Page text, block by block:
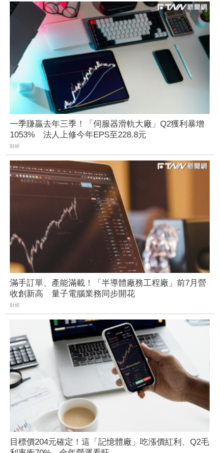
一季賺贏去年三季！「伺服器滑軌大廠」Q2獲利暴增
1053% 法人上修今年EPS至228.8元
財經
滿手訂單、產能滿載！「半導體廠務工程廠」前7月營
收創新高 量子電腦業務同步開花
財經
目標價204元確定！這「記憶體廠」吃漲價紅利、Q2毛